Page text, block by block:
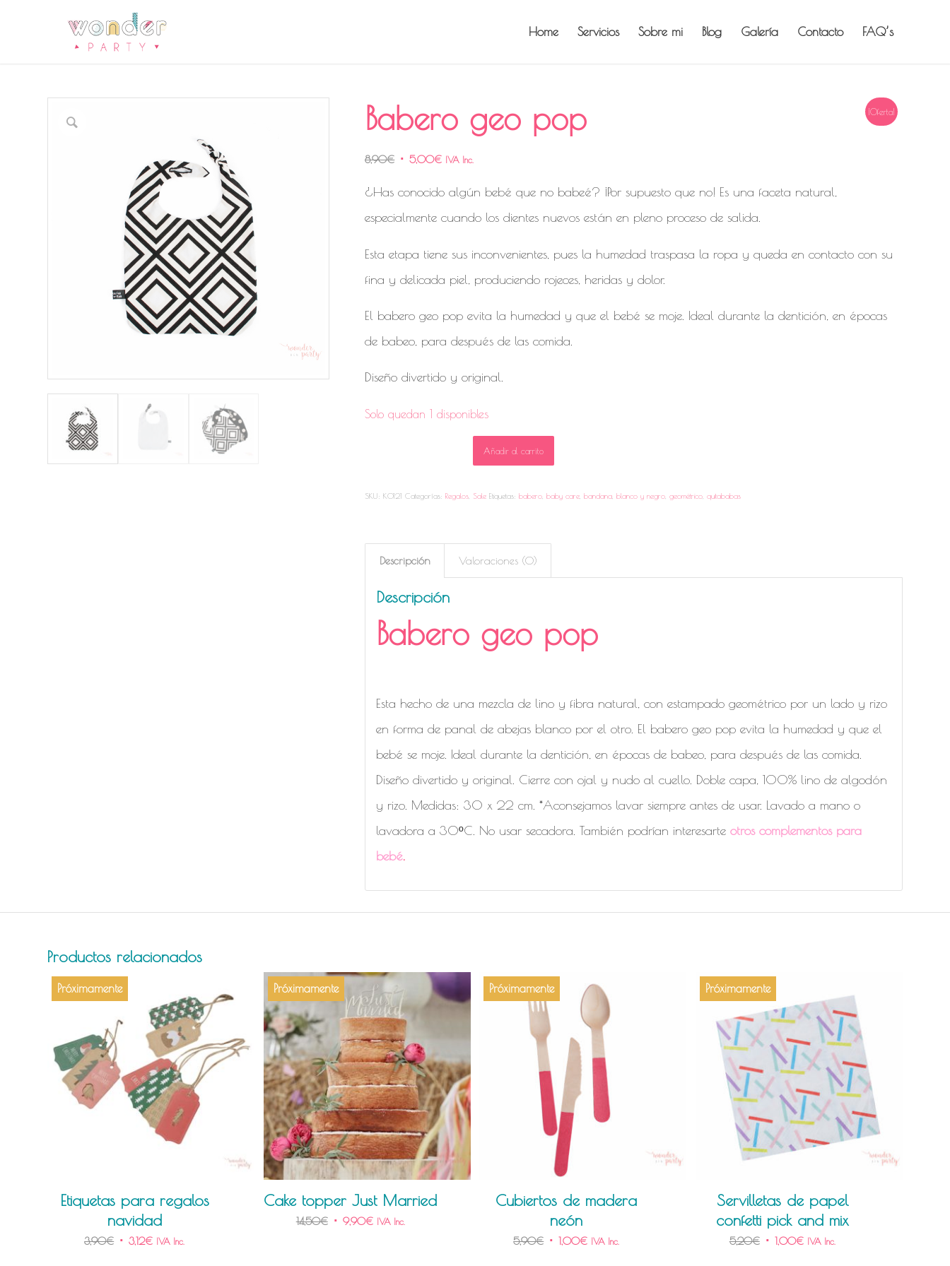
Home Servicios Sobre mi Blog Galería Contacto FAQ’s
¡Oferta!
Babero geo pop
8,90€ 5,00€ IVA Inc.
¿Has conocido algún bebé que no babeé? ¡Por supuesto que no! Es una faceta natural,
especialmente cuando los dientes nuevos están en pleno proceso de salida.
Esta etapa tiene sus inconvenientes, pues la humedad traspasa la ropa y queda en contacto con su
fina y delicada piel, produciendo rojeces, heridas y dolor.
El babero geo pop evita la humedad y que el bebé se moje. Ideal durante la dentición, en épocas
de babeo, para después de las comida.
Diseño divertido y original.
Solo quedan 1 disponibles
Añadir al carrito
SKU:K0121 Categorías:Regalos Sale Etiquetas:babero ,baby care ,bandana ,blanco y negro ,geométrico ,quitababas
Descripción Valoraciones (0)
Descripción
Babero geo pop
Esta hecho de una mezcla de lino y fibra natural, con estampado geométrico por un lado y rizo
en forma de panal de abejas blanco por el otro. El babero geo pop evita la humedad y que el
bebé se moje. Ideal durante la dentición, en épocas de babeo, para después de las comida.
Diseño divertido y original. Cierre con ojal y nudo al cuello. Doble capa, 100% lino de algodón
y rizo. Medidas: 30 x 22 cm. *Aconsejamos lavar siempre antes de usar. Lavado a mano o
lavadora a 30ºC. No usar secadora. También podrían interesarteotros complementos para
bebé.
Productos relacionados
Próximamente
Etiquetas para regalos
navidad
3,90€ 3,12€ IVA Inc.
Próximamente
Cake topper Just Married
14,50€ 9,90€ IVA Inc.
Próximamente
Cubiertos de madera
neón
5,90€ 1,00€ IVA Inc.
Próximamente
Servilletas de papel
confetti pick and mix
5,20€ 1,00€ IVA Inc.